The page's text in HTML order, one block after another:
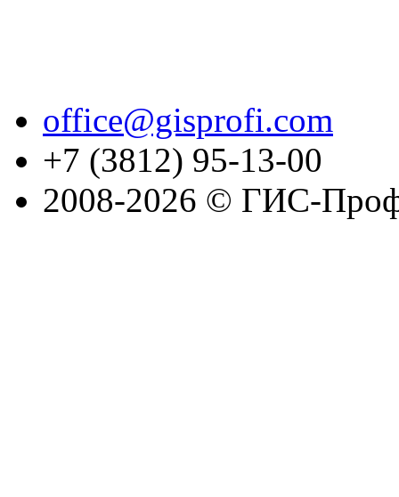
office@gisprofi.com
+7 (3812) 95-13-00
2008-2026 © ГИС-